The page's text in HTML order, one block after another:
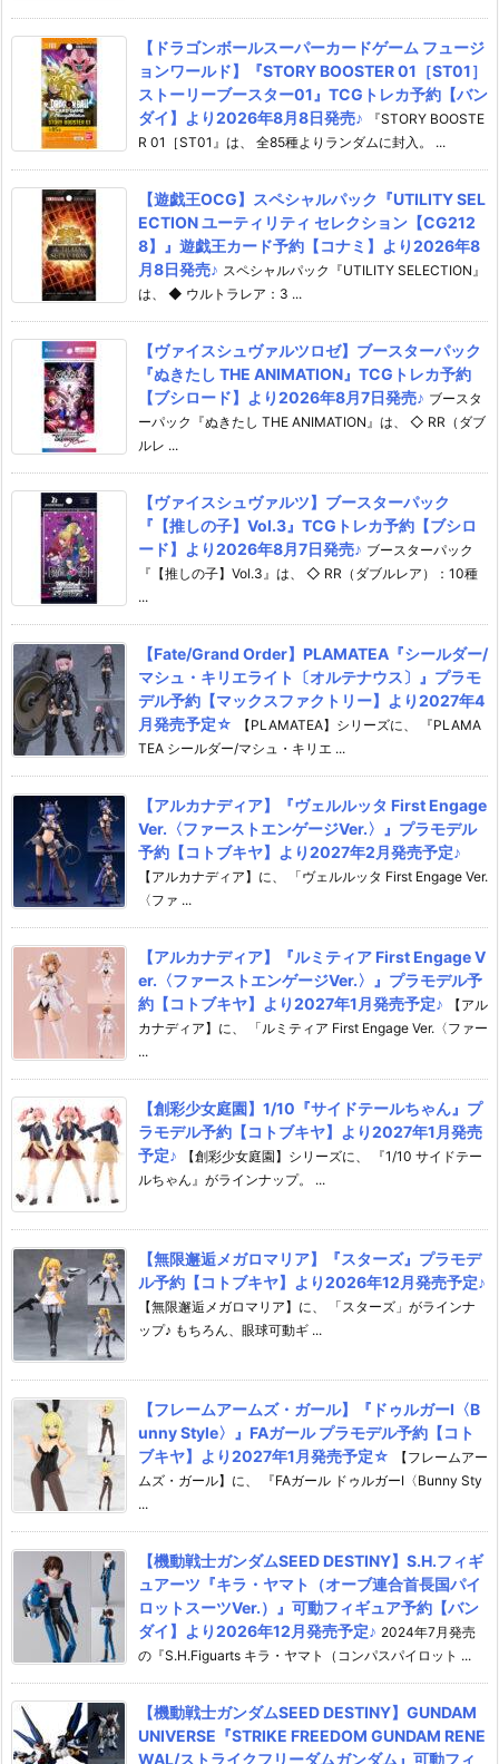
【ドラゴンボールスーパーカードゲーム フュージ
ョンワールド】『STORY BOOSTER 01［ST01］
ストーリーブースター01』TCGトレカ予約【バン
ダイ】より2026年8月8日発売♪
『STORY BOOSTE
R 01［ST01』は、 全85種よりランダムに封入。 ...
【遊戯王OCG】スペシャルパック『UTILITY SEL
ECTION ユーティリティ セレクション【CG212
8】』遊戯王カード予約【コナミ】より2026年8
月8日発売♪ スペシャルパック『UTILITY SELECTION』
は、 ◆ ウルトラレア：3 ...
【ヴァイスシュヴァルツロゼ】ブースターパック
『ぬきたし THE ANIMATION』TCGトレカ予約
【ブシロード】より2026年8月7日発売♪ ブースタ
ーパック『ぬきたし THE ANIMATION』は、 ◇ RR（ダブ
ルレ ...
【ヴァイスシュヴァルツ】ブースターパック
『【推しの子】Vol.3』TCGトレカ予約【ブシロ
ード】より2026年8月7日発売♪ ブースターパック
『【推しの子】Vol.3』は、 ◇ RR（ダブルレア）：10種
...
【Fate/Grand Order】PLAMATEA『シールダー/
マシュ・キリエライト〔オルテナウス〕』プラモ
デル予約【マックスファクトリー】より2027年4
月発売予定☆
【PLAMATEA】シリーズに、 『PLAMA
TEA シールダー/マシュ・キリエ ...
【アルカナディア】『ヴェルルッタ First Engage
Ver.〈ファーストエンゲージVer.〉』プラモデル
予約【コトブキヤ】より2027年2月発売予定♪
【アルカナディア】に、 「ヴェルルッタ First Engage Ver.
〈ファ ...
【アルカナディア】『ルミティア First Engage V
er.〈ファーストエンゲージVer.〉』プラモデル予
約【コトブキヤ】より2027年1月発売予定♪
【アル
カナディア】に、 「ルミティア First Engage Ver.〈ファー
...
【創彩少女庭園】1/10『サイドテールちゃん』プ
ラモデル予約【コトブキヤ】より2027年1月発売
予定♪
【創彩少女庭園】シリーズに、 『1/10 サイドテー
ルちゃん』がラインナップ。 ...
【無限邂逅メガロマリア】『スターズ』プラモデ
ル予約【コトブキヤ】より2026年12月発売予定♪
【無限邂逅メガロマリア】に、 「スターズ」がラインナ
ップ♪ もちろん、眼球可動ギ ...
【フレームアームズ・ガール】『ドゥルガーI〈B
unny Style〉』FAガール プラモデル予約【コト
ブキヤ】より2027年1月発売予定☆
【フレームアー
ムズ・ガール】に、 『FAガール ドゥルガーI〈Bunny Sty
...
【機動戦士ガンダムSEED DESTINY】S.H.フィギ
ュアーツ『キラ・ヤマト（オーブ連合首長国パイ
ロットスーツVer.）』可動フィギュア予約【バン
ダイ】より2026年12月発売予定♪ 2024年7月発売
の『S.H.Figuarts キラ・ヤマト（コンパスパイロット ...
【機動戦士ガンダムSEED DESTINY】GUNDAM
UNIVERSE『STRIKE FREEDOM GUNDAM RENE
WAL/ストライクフリーダムガンダム』可動フィ